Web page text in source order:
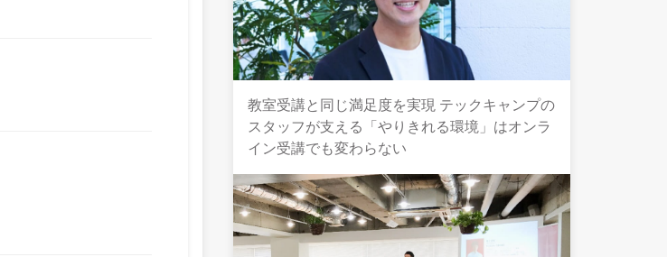
教室受講と同じ満足度を実現 テックキャンプの
スタッフが支える「やりきれる環境」はオンラ
イン受講でも変わらない